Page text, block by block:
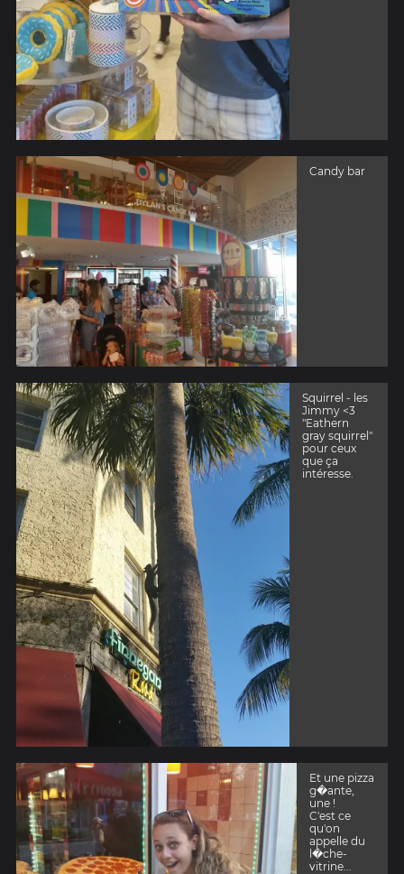
Candy bar
Squirrel - les
Jimmy <3
"Eathern
gray squirrel"
pour ceux
que ça
intéresse.
Et une pizza
g�ante,
une !
C'est ce
qu'on
appelle du
l�che-
vitrine...